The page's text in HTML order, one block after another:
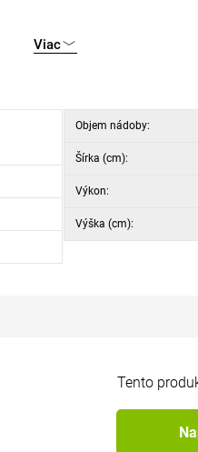
Viac
Objem nádoby:
Šírka (cm):
Výkon:
Výška (cm):
Tento